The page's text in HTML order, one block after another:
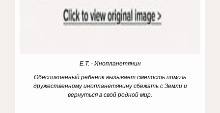
Е.Т. - Инопланетянин
Обеспокоенный ребенок вызывает смелость помочь
дружественному инопланетянину сбежать с Земли и
вернуться в свой родной мир.